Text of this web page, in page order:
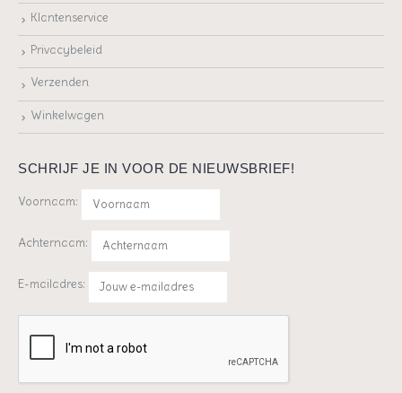
Klantenservice
Privacybeleid
Verzenden
Winkelwagen
SCHRIJF JE IN VOOR DE NIEUWSBRIEF!
Voornaam:
Achternaam:
E-mailadres: